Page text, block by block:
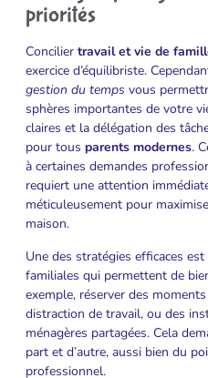
priorités
Concilier travail et vie de
exercice d’équilibriste.
gestion du temps vous
sphères importantes de votre
claires et la délégation des
pour tous parents modernes.
à certaines demandes
requiert une attention
méticuleusement pour
maison.
Une des stratégies efficaces
familiales qui permettent de
exemple, réserver des
distraction de travail, ou des
ménagères partagées. Cela
part et d’autre, aussi bien du
professionnel.